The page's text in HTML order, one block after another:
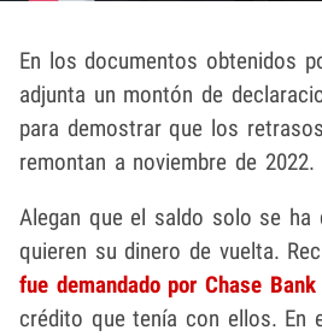
En los documentos obtenidos
adjunta un montón de
para demostrar que los
remontan a noviembre de 2022.
Alegan que el saldo solo se ha
quieren su dinero de vuelta.
fue demandado por Chase Bank
crédito que tenía con ellos. En